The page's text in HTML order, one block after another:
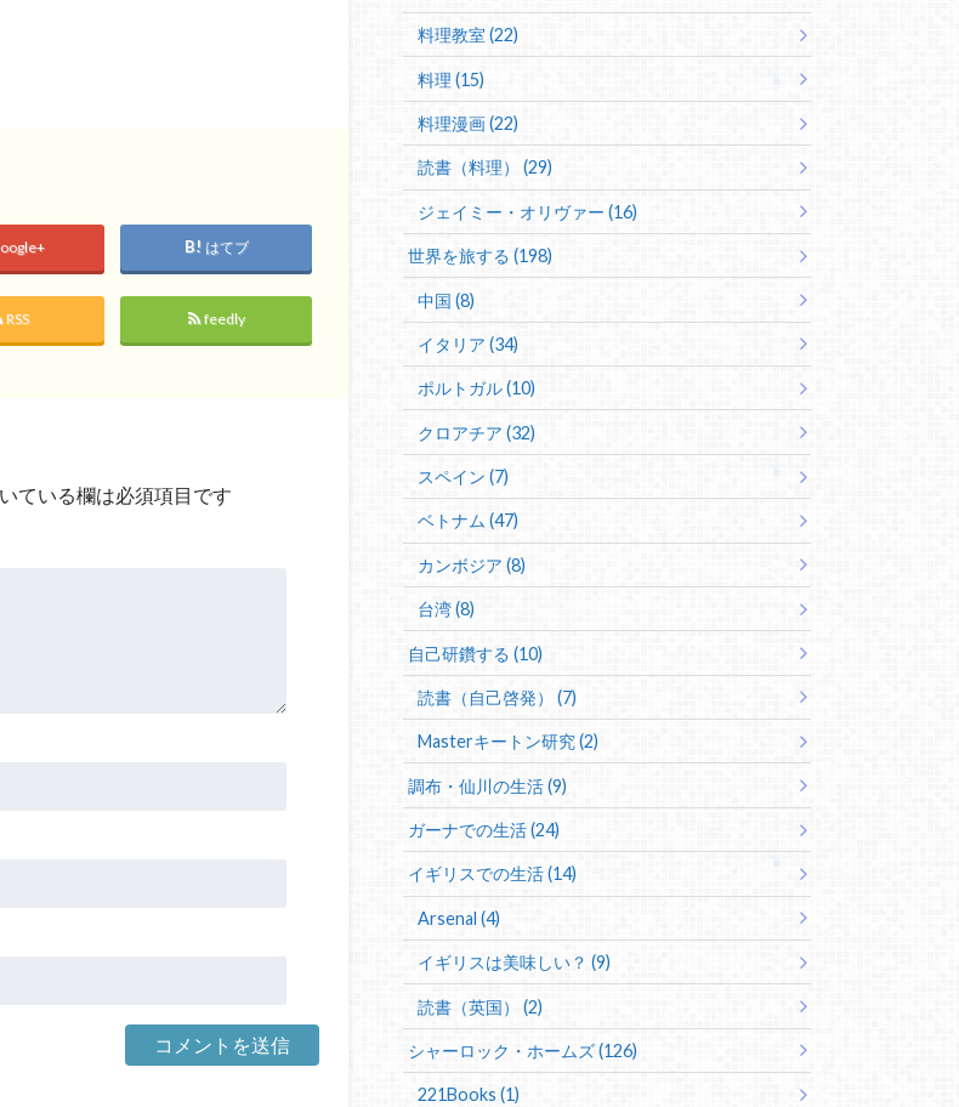
はてブ
RSS feedly
ている欄は必須項目です
料理教室 (22)
料理 (15)
料理漫画 (22)
読書（料理） (29)
ジェイミー・オリヴァー (16)
世界を旅する (198)
中国 (8)
イタリア (34)
ポルトガル (10)
クロアチア (32)
スペイン (7)
ベトナム (47)
カンボジア (8)
台湾 (8)
自己研鑽する (10)
読書（自己啓発） (7)
Masterキートン研究 (2)
調布・仙川の生活 (9)
ガーナでの生活 (24)
イギリスでの生活 (14)
Arsenal (4)
イギリスは美味しい？ (9)
読書（英国） (2)
シャーロック・ホームズ (126)
221Books (1)